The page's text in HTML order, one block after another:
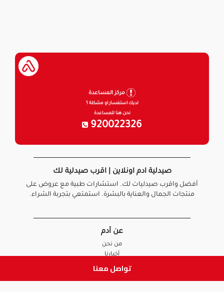
تواصل معنا
مركز المساعدة
لديك استفسار او مشكلة ؟
نحن هنا للمساعدة
920022326
صيدلية ادم اونلاين | اقرب صيدلية لك
أفضل واقرب صيدليات لك. استشارات طبية مع عروض على
منتجات الجمال والعناية بالبشرة. استمتعي بتجربة الشراء.
عن آدم
من نحن
أخبارنا
الأسئلة الشائعة
تواصل معنا